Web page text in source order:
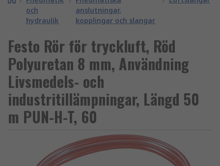
och
hydraulik
anslutningar,
kopplingar och slangar
Festo Rör för tryckluft, Röd
Polyuretan 8 mm, Användning
Livsmedels- och
industritillämpningar, Längd 50
m PUN-H-T, 60